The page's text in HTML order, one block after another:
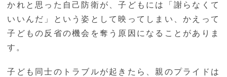
かれと思った自己防衛が、子どもには「謝らなくて
いいんだ」という姿として映ってしまい、かえって
子どもの反省の機会を奪う原因になることがありま
す。
子ども同士のトラブルが起きたら、親のプライドは